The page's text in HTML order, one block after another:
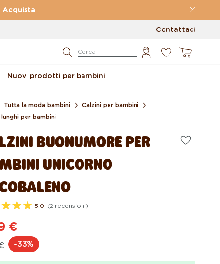
Acquista
Contattaci
Cerca Carrello
Nuovi prodotti per bambini
Tutta la moda bambini
Calzini per bambini
lunghi per bambini
BUONUMORE PER
UNICORNO
5.0 (2 recensioni)
€
-33%